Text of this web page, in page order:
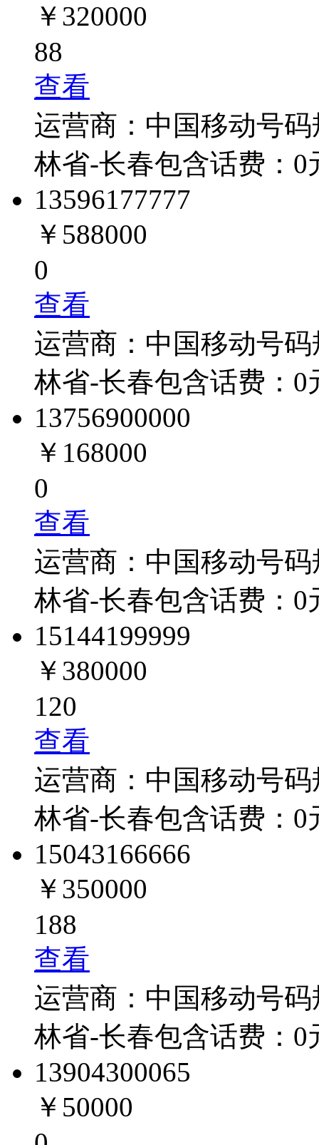
￥320000
88
查看
运营商： 中国移动号
林省-长春包含话费： 0
13596177777
￥588000
0
查看
运营商： 中国移动号
林省-长春包含话费： 0
13756900000
￥168000
0
查看
运营商： 中国移动号
林省-长春包含话费： 0
15144199999
￥380000
120
查看
运营商： 中国移动号
林省-长春包含话费： 0
15043166666
￥350000
188
查看
运营商： 中国移动号
林省-长春包含话费： 0
13904300065
￥50000